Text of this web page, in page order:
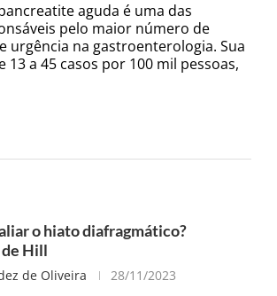
aguda é uma das
pelo maior número de
urgência na gastroenterologia. Sua
13 a 45 casos por 100 mil pessoas,
o hiato diafragmático?
Hill
de Oliveira 28/11/2023